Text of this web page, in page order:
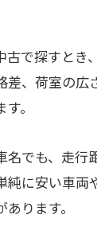
古で探すと
差、荷室の広
。
名でも、走行
純に安い車両
ります。